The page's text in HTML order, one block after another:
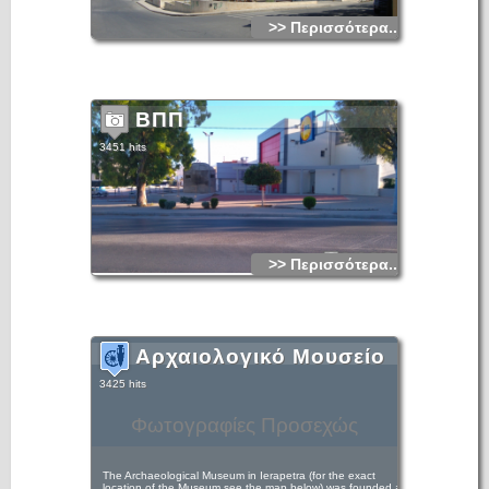
>> Περισσότερα...
ΒΠΠ
3451 hits
>> Περισσότερα...
Φωτογραφίες Προσεχώς
Αρχαιολογικό Μουσείο
3425 hits
The Archaeological Museum in Ierapetra (for the exact